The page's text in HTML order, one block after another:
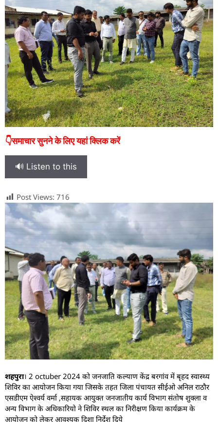
👇समाचार सुनने के लिए यहां क्लिक करें
🔊 Listen to this
Post Views: 716
शहपुरा। 2 octuber 2024 को जनजाति कल्याण केंद्र बरगांव में बृहद स्वास्थ्य
शिविर का आयोजन किया गया जिसके तहत जिला पंचायत सीईओ अनिल राठौर
एसडीएम ऐश्वर्य वर्मा ,सहायक आयुक्त जनजातीय कार्य विभाग संतोष शुक्ला व
अन्य विभाग के अधिकारियो ने शिविर स्थल का निरीक्षण किया कार्यक्रम के
आयोजन को लेकर आवश्यक दिशा निर्देश दिये